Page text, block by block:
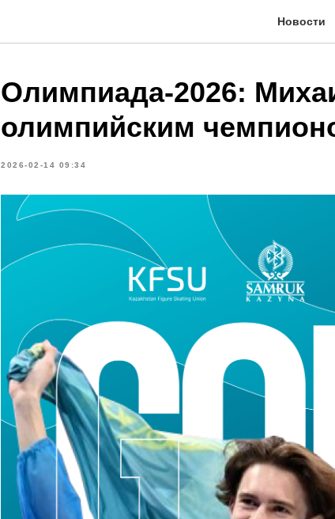
Новости
Олимпиада-2026:
олимпийским
2026-02-14 09:34